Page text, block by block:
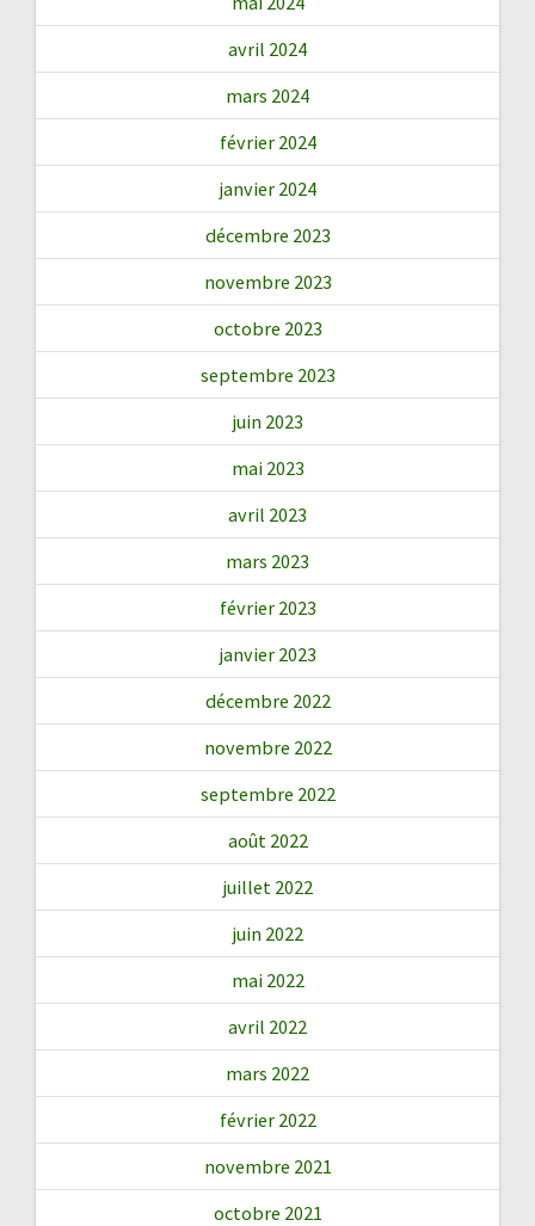
avril 2024
mars 2024
février 2024
janvier 2024
décembre 2023
novembre 2023
octobre 2023
septembre 2023
juin 2023
mai 2023
avril 2023
mars 2023
février 2023
janvier 2023
décembre 2022
novembre 2022
septembre 2022
août 2022
juillet 2022
juin 2022
mai 2022
avril 2022
mars 2022
février 2022
novembre 2021
octobre 2021